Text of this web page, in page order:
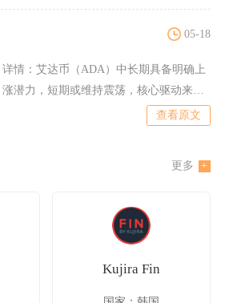
05-18
详情： 艾达币（ADA）中长期具备明确上
涨潜力，短期或维持震荡，核心驱动来自
查看原文
更多
Kujira Fin